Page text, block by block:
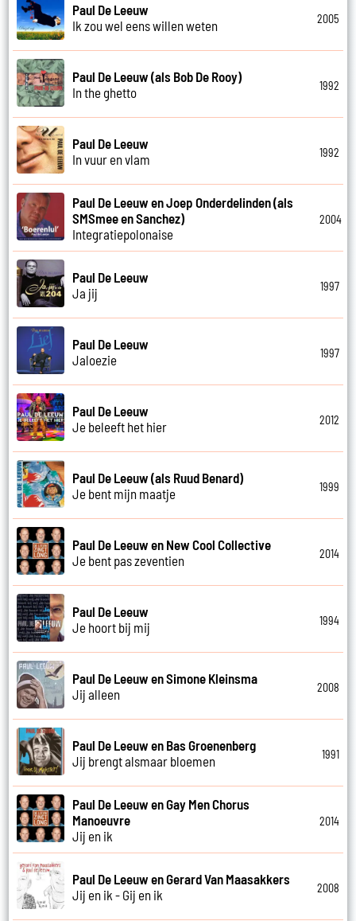
Paul De Leeuw
Ik zou wel eens willen weten
2005
Paul De Leeuw (als Bob De Rooy)
In the ghetto
1992
Paul De Leeuw
In vuur en vlam
1992
Paul De Leeuw en Joep Onderdelinden (als
SMSmee en Sanchez)
Integratiepolonaise
2004
Paul De Leeuw
Ja jij
1997
Paul De Leeuw
Jaloezie
1997
Paul De Leeuw
Je beleeft het hier
2012
Paul De Leeuw (als Ruud Benard)
Je bent mijn maatje
1999
Paul De Leeuw en New Cool Collective
Je bent pas zeventien
2014
Paul De Leeuw
Je hoort bij mij
1994
Paul De Leeuw en Simone Kleinsma
Jij alleen
2008
Paul De Leeuw en Bas Groenenberg
Jij brengt alsmaar bloemen
1991
Paul De Leeuw en Gay Men Chorus
Manoeuvre
Jij en ik
2014
Paul De Leeuw en Gerard Van Maasakkers
Jij en ik - Gij en ik
2008